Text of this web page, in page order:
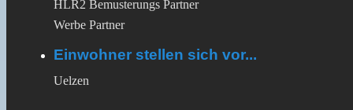
HLR2 Bemusterungs Partner
Werbe Partner
Einwohner stellen sich vor...
Uelzen